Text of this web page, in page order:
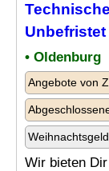
Unbefristet
• Oldenburg
Angebote von
Weihnachtsgeld
Wir bieten